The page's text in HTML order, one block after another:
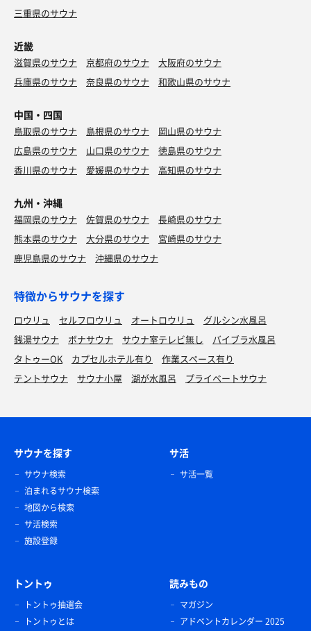
三重県のサウナ
近畿
滋賀県のサウナ 京都府のサウナ
大阪府のサウナ
兵庫県のサウナ
奈良県のサウナ 和歌山県のサウナ
中国・四国
鳥取県のサウナ 島根県のサウナ
岡山県のサウナ
広島県のサウナ
山口県のサウナ
徳島県のサウナ
香川県のサウナ
愛媛県のサウナ 高知県のサウナ
九州・沖縄
福岡県のサウナ 佐賀県のサウナ
長崎県のサウナ
熊本県のサウナ
大分県のサウナ
宮崎県のサウナ
鹿児島県のサウナ
沖縄県のサウナ
特徴からサウナを探す
ロウリュ セルフロウリュ オートロウリュ
グルシン水風呂
銭湯サウナ
ボナサウナ サウナ室テレビ無し
バイブラ水風呂
タトゥーOK
カプセルホテル有り
作業スペース有り
テントサウナ
サウナ小屋 湖が水風呂 プライベートサウナ
サウナを探す
サウナ検索
泊まれるサウナ検索
地図から検索
サ活検索
施設登録
サ活
サ活一覧
トントゥ
トントゥ抽選会
トントゥとは
読みもの
マガジン
アドベントカレンダー 2025